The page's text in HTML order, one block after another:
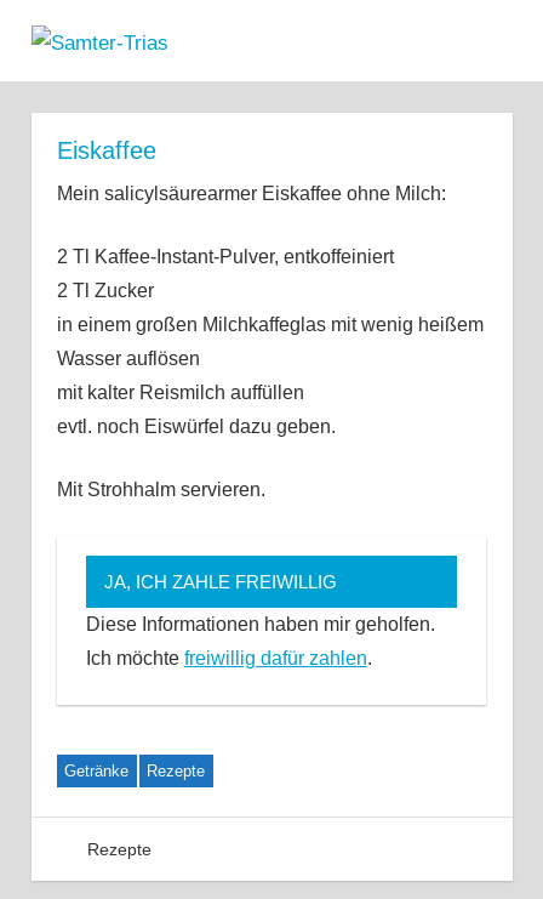
Inhalt
springen
Polypen
Salicylsäure-
Eiskaffee
Mein salicylsäurearmer Eiskaffee ohne Milch:
2 Tl Kaffee-Instant-Pulver, entkoffeiniert
2 Tl Zucker
in einem großen Milchkaffeglas mit wenig heißem
Wasser auflösen
mit kalter Reismilch auffüllen
evtl. noch Eiswürfel dazu geben.
Mit Strohhalm servieren.
JA, ICH ZAHLE FREIWILLIG
Diese Informationen haben mir geholfen.
Ich möchte freiwillig dafür zahlen.
Getränke Rezepte
Rezepte